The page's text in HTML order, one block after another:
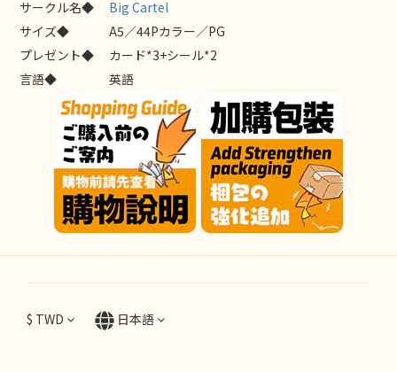
サークル名◆
Big Cartel
サイズ◆
A5／44Pカラー／PG
プレゼント◆
カード*3+シール*2
言語◆
英語
$ TWD 日本語